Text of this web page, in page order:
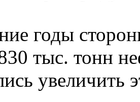
годы
тыс. тонн
увеличить